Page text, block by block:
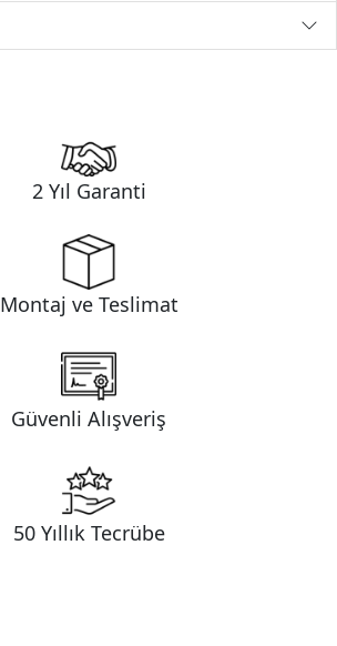
2 Yıl Garanti
Montaj ve Teslimat
Güvenli Alışveriş
50 Yıllık Tecrübe